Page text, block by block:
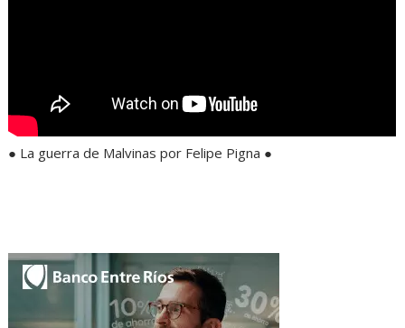
● La guerra de Malvinas por Felipe Pigna ●